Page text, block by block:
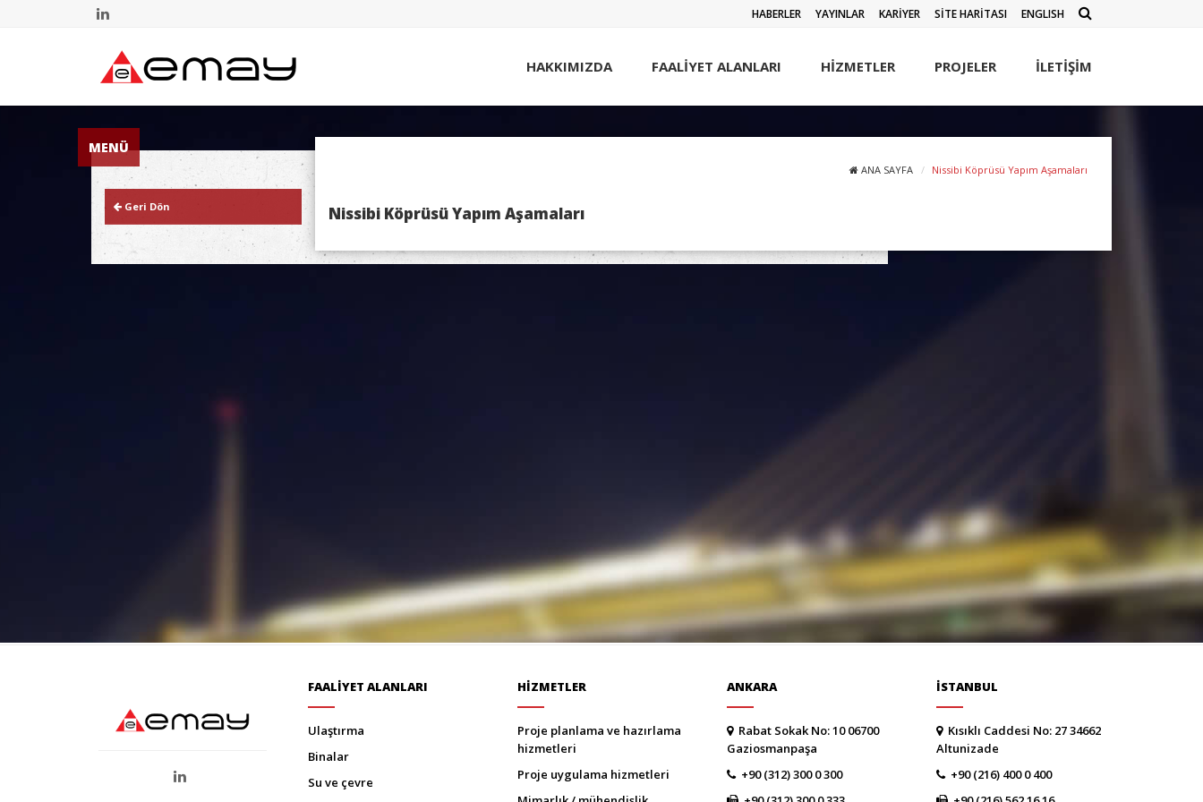
HABERLER YAYINLAR KARİYER SİTE HARİTASI ENGLISH
HAKKIMIZDA FAALİYET ALANLARI HİZMETLER PROJELER İLETİŞİM
MENÜ
Geri Dön
ANA SAYFA Nissibi Köprüsü Yapım Aşamaları
Nissibi Köprüsü Yapım Aşamaları
FAALİYET ALANLARI
ulaştirma
bi̇nalar
su ve çevre
HİZMETLER
proje planlama ve hazirlama
hi̇zmetleri̇
proje uygulama hi̇zmetleri̇
ANKARA
Rabat Sokak No: 10 06700
Gaziosmanpaşa
+90 (312) 300 0 300
İSTANBUL
Kısıklı Caddesi No: 27 34662
Altunizade
+90 (216) 400 0 400